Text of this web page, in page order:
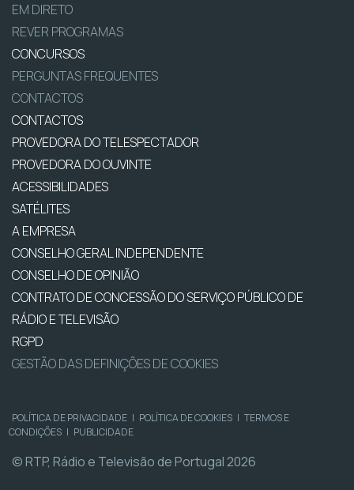
EM DIRETO
REVER PROGRAMAS
CONCURSOS
PERGUNTAS FREQUENTES
CONTACTOS
CONTACTOS
PROVEDORA DO TELESPECTADOR
PROVEDORA DO OUVINTE
ACESSIBILIDADES
SATÉLITES
A EMPRESA
CONSELHO GERAL INDEPENDENTE
CONSELHO DE OPINIÃO
CONTRATO DE CONCESSÃO DO SERVIÇO PÚBLICO DE
RÁDIO E TELEVISÃO
RGPD
GESTÃO DAS DEFINIÇÕES DE COOKIES
POLÍTICA DE PRIVACIDADE | POLÍTICA DE COOKIES | TERMOS E
CONDIÇÕES | PUBLICIDADE
© RTP, Rádio e Televisão de Portugal 2026